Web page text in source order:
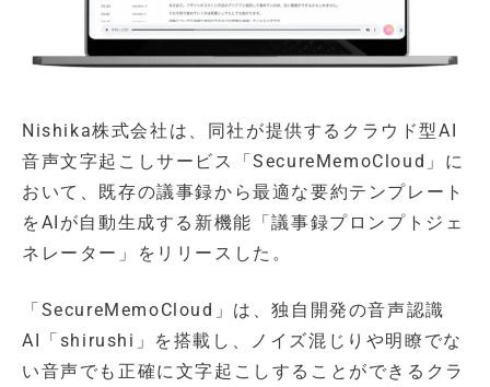
Nishika株式会社は、同社が提供するクラウド型AI
音声文字起こしサービス「SecureMemoCloud」に
おいて、既存の議事録から最適な要約テンプレート
をAIが自動生成する新機能「議事録プロンプトジェ
ネレーター」をリリースした。
「SecureMemoCloud」は、独自開発の音声認識
AI「shirushi」を搭載し、ノイズ混じりや明瞭でな
い音声でも正確に文字起こしすることができるクラ